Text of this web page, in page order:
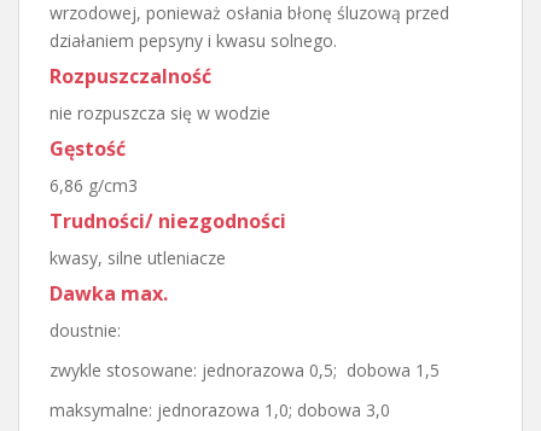
wrzodowej, ponieważ osłania błonę śluzową przed
działaniem pepsyny i kwasu solnego.
Rozpuszczalność
nie rozpuszcza się w wodzie
Gęstość
6,86 g/cm3
Trudności/ niezgodności
kwasy, silne utleniacze
Dawka max.
doustnie:
zwykle stosowane: jednorazowa 0,5; dobowa 1,5
maksymalne: jednorazowa 1,0; dobowa 3,0